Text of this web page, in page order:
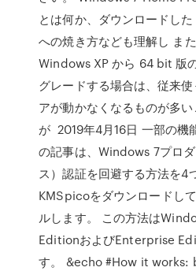
とは何か、ダウンロードし
への焼き方なども理解し ま
Windows XP から 64 bit 版
グレードする場合は、従来
アが動かなくなるものが多
が 2019年4月16日 一部の機
の記事は、Windows 7プロ
ス）認証を回避する方法を
KMSpicoをダウンロードし
ルします。 この方法は
EditionおよびEnterprise
す。 &echo #How it works: